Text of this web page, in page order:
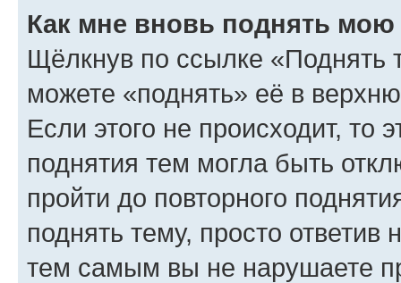
Как мне вновь поднять мою
Щёлкнув по ссылке «Поднять
можете «поднять» её в
Если этого не происходит, то
поднятия тем могла быть
пройти до повторного
поднять тему, просто ответив
тем самым вы не нарушаете